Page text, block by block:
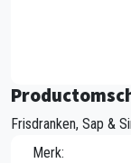
Frisdranken, Sap &
Merk: